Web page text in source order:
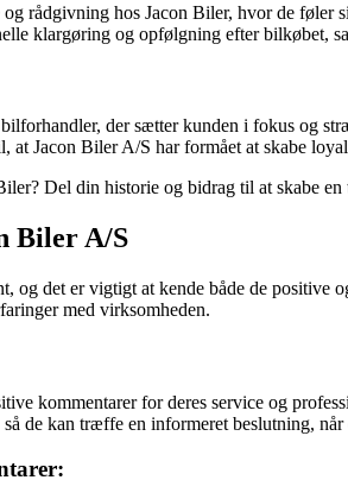
rådgivning hos Jacon Biler, hvor de føler
klargøring og opfølgning efter bilkøbet,
der sætter kunden i fokus og
at Jacon Biler A/S har formået at skabe
Del din historie og bidrag til at skabe
Biler A/S
og det er vigtigt at kende både de
med virksomheden.
kommentarer for deres service og
de kan træffe en informeret beslutning, når